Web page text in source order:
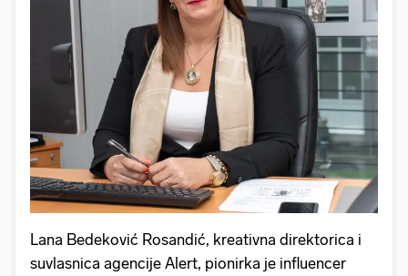
Lana Bedeković Rosandić, kreativna direktorica i
suvlasnica agencije Alert, pionirka je influencer